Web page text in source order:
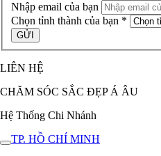
Nhập email của bạn
Chọn tỉnh thành của bạn *
LIÊN HỆ
CHĂM SÓC SẮC ĐẸP Á ÂU
Hệ Thống Chi Nhánh
TP. HỒ CHÍ MINH